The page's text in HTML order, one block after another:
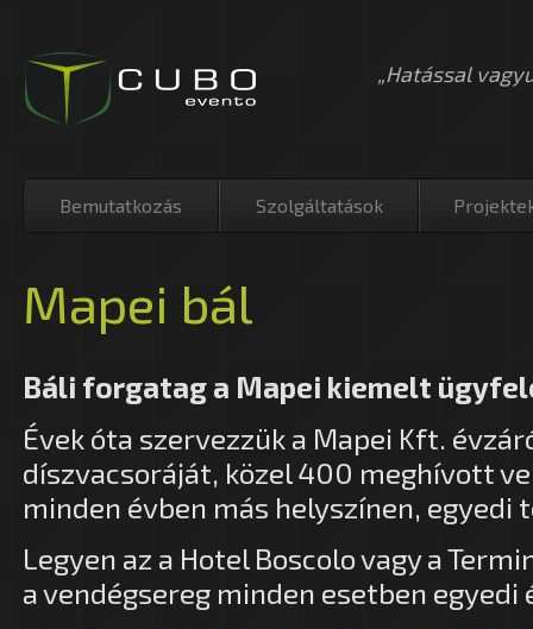
„Hatással
Bemutatkozás Szolgáltatások
Mapei bál
Báli forgatag a Mapei kiemelt
Évek óta szervezzük a Mapei Kft.
díszvacsoráját, közel 400 meghívott
minden évben más helyszínen, egyedi
Legyen az a Hotel Boscolo vagy a
a vendégsereg minden esetben